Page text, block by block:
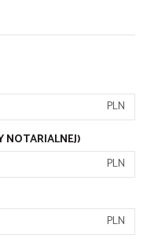
PLN
NOTARIALNEJ)
PLN
PLN